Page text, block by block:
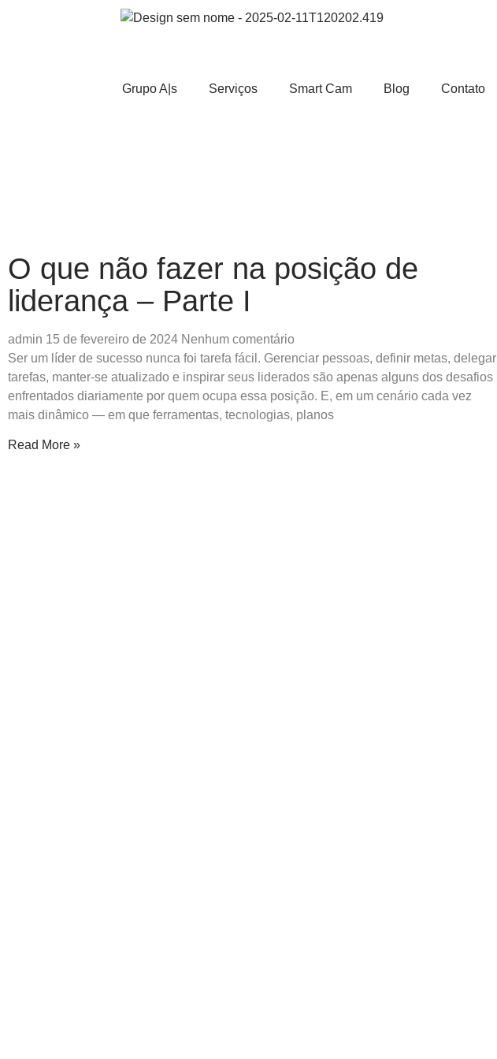
Grupo A|s Serviços Smart Cam Blog Contato
O que não fazer na posição de
liderança – Parte I
admin 15 de fevereiro de 2024 Nenhum comentário
Ser um líder de sucesso nunca foi tarefa fácil. Gerenciar pessoas, definir metas, delegar
tarefas, manter-se atualizado e inspirar seus liderados são apenas alguns dos desafios
enfrentados diariamente por quem ocupa essa posição. E, em um cenário cada vez
mais dinâmico — em que ferramentas, tecnologias, planos
Read More »